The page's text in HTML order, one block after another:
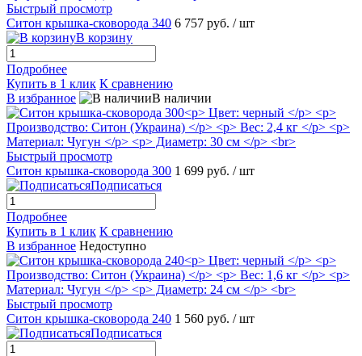
Быстрый просмотр
Ситон крышка-сковорода 340 6 757 руб. / шт
В корзину
Подробнее
Купить в 1 клик К сравнению
В избранное
В наличии
Быстрый просмотр
Ситон крышка-сковорода 300 1 699 руб. / шт
Подписаться
Подробнее
Купить в 1 клик К сравнению
В избранное Недоступно
Быстрый просмотр
Ситон крышка-сковорода 240 1 560 руб. / шт
Подписаться